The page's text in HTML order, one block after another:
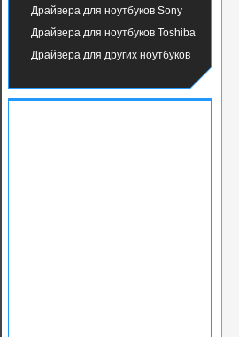
Драйвера для ноутбуков Sony
Драйвера для ноутбуков Toshiba
Драйвера для других ноутбуков